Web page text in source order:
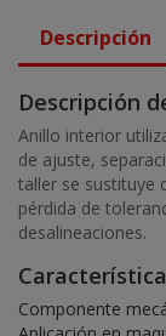
Descripción
Descripción
Anillo interior
de ajuste,
taller se sustituye
pérdida de
desalineaciones.
Componente